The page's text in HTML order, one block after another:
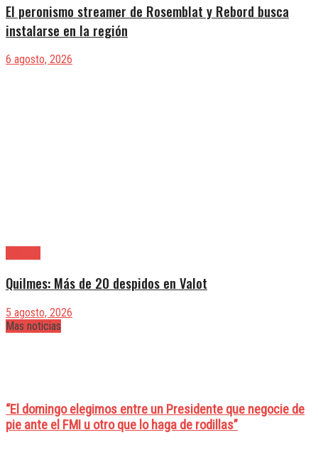
El peronismo streamer de Rosemblat y Rebord busca
instalarse en la región
6 agosto, 2026
Quilmes: Más de 20 despidos en Valot
5 agosto, 2026
Mas noticias
“El domingo elegimos entre un Presidente que negocie de
pie ante el FMI u otro que lo haga de rodillas”